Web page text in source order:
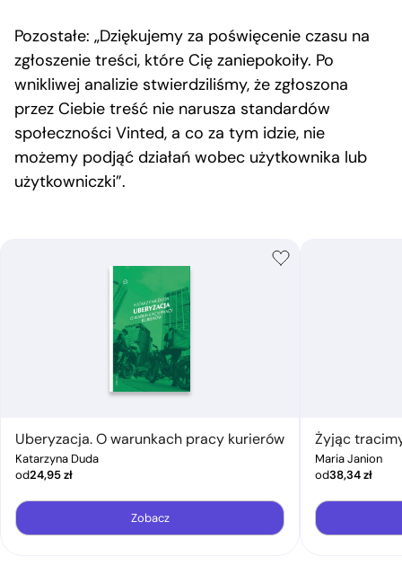
Pozostałe: „Dziękujemy za poświęcenie czasu na
zgłoszenie treści, które Cię zaniepokoiły. Po
wnikliwej analizie stwierdziliśmy, że zgłoszona
przez Ciebie treść nie narusza standardów
społeczności Vinted, a co za tym idzie, nie
możemy podjąć działań wobec użytkownika lub
użytkowniczki”.
Uberyzacja. O warunkach pracy kurierów
Katarzyna Duda
od24,95zł
Zobacz
Żyjąc
Maria Janion
od38,34zł